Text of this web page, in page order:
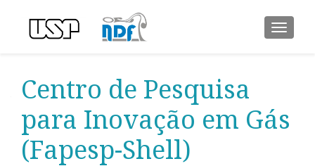
Centro de Pesquisa
para Inovação em Gás
(Fapesp-Shell)